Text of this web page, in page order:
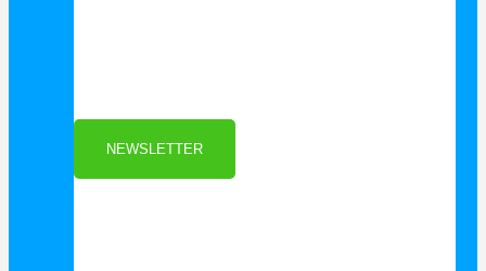
Als Danke schön für Ihre Anmeldung
NEWSLETTER